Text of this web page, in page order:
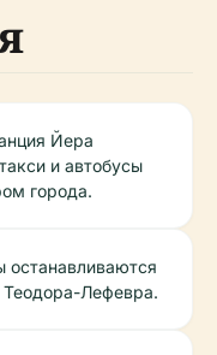
Йера
и автобусы
города.
Лефевра.